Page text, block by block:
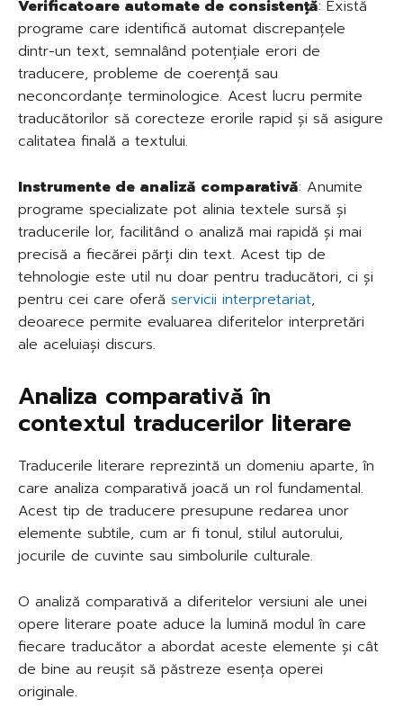
Verificatoare automate de consistență: Există
programe care identifică automat discrepanțele
dintr-un text, semnalând potențiale erori de
traducere, probleme de coerență sau
neconcordanțe terminologice. Acest lucru permite
traducătorilor să corecteze erorile rapid și să asigure
calitatea finală a textului.
Instrumente de analiză comparativă: Anumite
programe specializate pot alinia textele sursă și
traducerile lor, facilitând o analiză mai rapidă și mai
precisă a fiecărei părți din text. Acest tip de
tehnologie este util nu doar pentru traducători, ci și
pentru cei care oferă servicii interpretariat,
deoarece permite evaluarea diferitelor interpretări
ale aceluiași discurs.
Analiza comparativă în
contextul traducerilor literare
Traducerile literare reprezintă un domeniu aparte, în
care analiza comparativă joacă un rol fundamental.
Acest tip de traducere presupune redarea unor
elemente subtile, cum ar fi tonul, stilul autorului,
jocurile de cuvinte sau simbolurile culturale.
O analiză comparativă a diferitelor versiuni ale unei
opere literare poate aduce la lumină modul în care
fiecare traducător a abordat aceste elemente și cât
de bine au reușit să păstreze esența operei
originale.